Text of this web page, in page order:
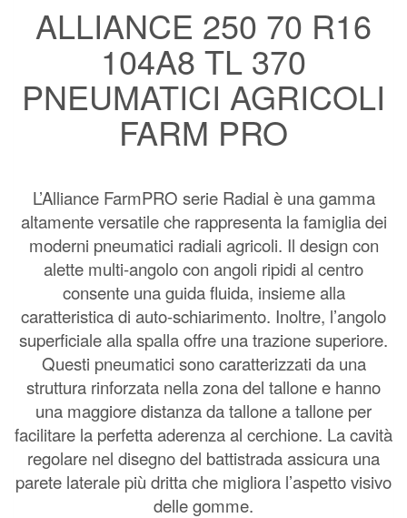
ALLIANCE 250 70 R16
104A8 TL 370
PNEUMATICI AGRICOLI
FARM PRO
L’Alliance FarmPRO serie Radial è una gamma
altamente versatile che rappresenta la famiglia dei
moderni pneumatici radiali agricoli. Il design con
alette multi-angolo con angoli ripidi al centro
consente una guida fluida, insieme alla
caratteristica di auto-schiarimento. Inoltre, l’angolo
superficiale alla spalla offre una trazione superiore.
Questi pneumatici sono caratterizzati da una
struttura rinforzata nella zona del tallone e hanno
una maggiore distanza da tallone a tallone per
facilitare la perfetta aderenza al cerchione. La cavità
regolare nel disegno del battistrada assicura una
parete laterale più dritta che migliora l’aspetto visivo
delle gomme.